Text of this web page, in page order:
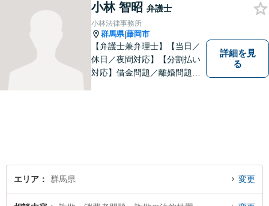
小林 智昭 弁護士
小林法律事務所
群馬県|藤岡市
【弁護士兼弁理士】【当日／
休日／夜間対応】【分割払い
対応】借金問題／離婚問題／
談ください。
詳細を見
る
エリア 群馬県 変更